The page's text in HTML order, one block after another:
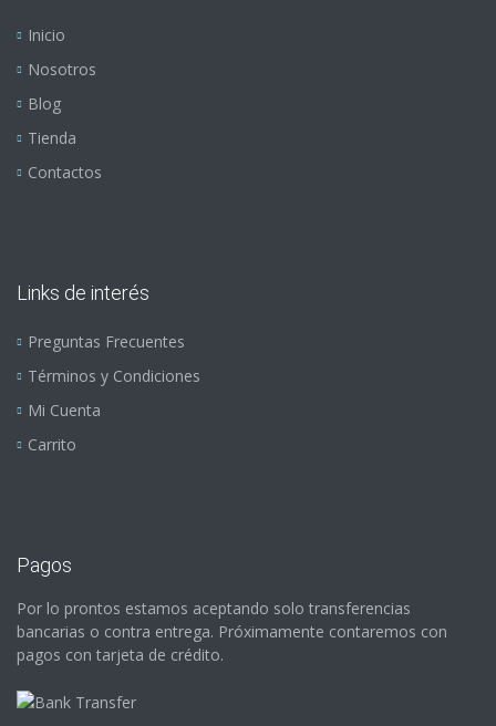
Inicio
Nosotros
Blog
Tienda
Contactos
Links de interés
Preguntas Frecuentes
Términos y Condiciones
Mi Cuenta
Carrito
Pagos
Por lo prontos estamos aceptando solo transferencias
bancarias o contra entrega. Próximamente contaremos con
pagos con tarjeta de crédito.